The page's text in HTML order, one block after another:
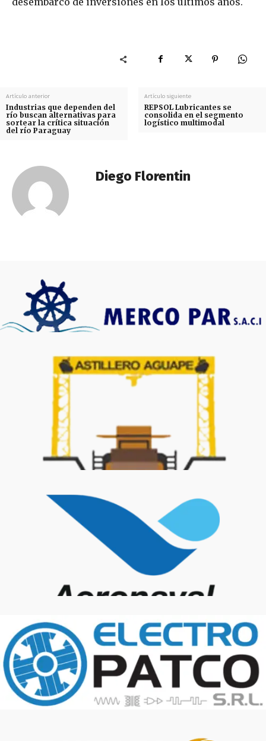
Artículo anterior
Industrias que dependen del
río buscan alternativas para
sortear la crítica situación
del río Paraguay
Artículo siguiente
REPSOL Lubricantes se
consolida en el segmento
logístico multimodal
Diego Florentin